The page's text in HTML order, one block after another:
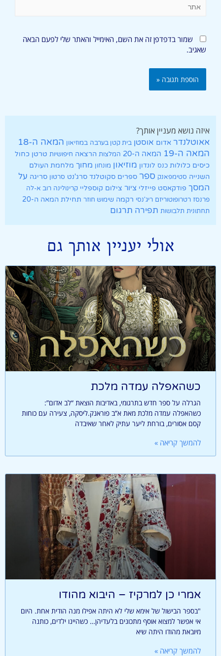
שמור בדפדפן זה את השם, האימייל והאתר שלי לפעם הבאה
שאגיב.
איזה נושא מעניין אותך?
אאוטלנדר אדום אוסטן בית קטן בערבה במוזיאון המאה ה-18
המאה ה-19
המאה ה-20 המלצות הרצאה חיפושיות טרטן כחול
כיסים כלולות כנס לונדון מוזיאון מונחון מחוך מלחמת העולם
השנייה סטימפאנק ספר ספרים סקוטלנד סרג'נט סרטון סריגה על
המסך פודקאסט פייזלי ציור צילום קוספליי קרינולינה רוב א-לה
פרנסז רטרופוטוריזם ריג'נסי רקמה שימוש חוזר תחילת המאה ה-20
תחתונית תלבושות תפירה תרגום
אולי יעניין אותך גם
כשהאפלה עמדה מלכת
הגרלה על ספר חדש בתרגומי, באדיבות הוצאת “לב אדום”:
כשהאפלה עמדה מלכת מאת א”ב פוראנק.ליסקה, צעירה עם כוחות
קסם אסורים, בורחת ליער עתיק לאחר שאיבדה
להמשך קריאה »
אמרי כן למרקיז – היבוא מהודו
"בספר הבישול של אימא שלי לא היתה אפילו מנה הודית אחת. היום
אי אפשר למצוא אוסף מתכונים בלעדיהן… כשהיינו ילדים, כותנה
מיובאת מהודו היתה שיא
להמשך קריאה »